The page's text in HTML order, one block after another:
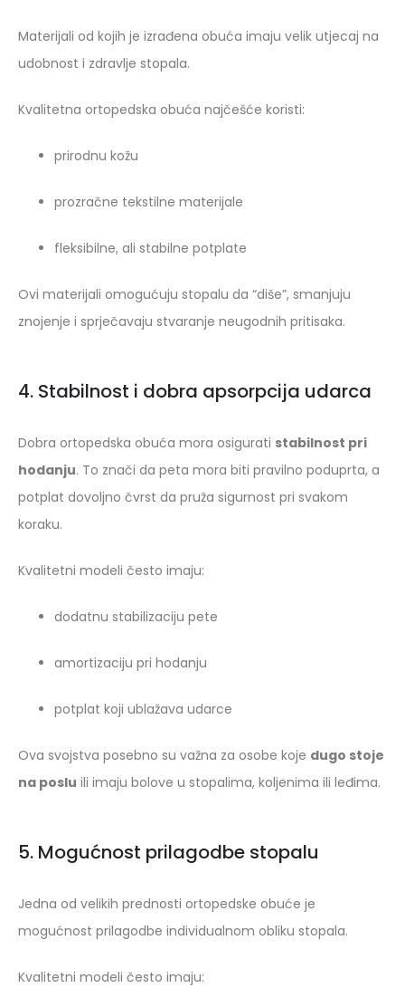
Materijali od kojih je izrađena obuća imaju velik utjecaj na
udobnost i zdravlje stopala.
Kvalitetna ortopedska obuća najčešće koristi:
prirodnu kožu
prozračne tekstilne materijale
fleksibilne, ali stabilne potplate
Ovi materijali omogućuju stopalu da “diše”, smanjuju
znojenje i sprječavaju stvaranje neugodnih pritisaka.
4. Stabilnost i dobra apsorpcija udarca
Dobra ortopedska obuća mora osigurati stabilnost pri
hodanju. To znači da peta mora biti pravilno poduprta, a
potplat dovoljno čvrst da pruža sigurnost pri svakom
koraku.
Kvalitetni modeli često imaju:
dodatnu stabilizaciju pete
amortizaciju pri hodanju
potplat koji ublažava udarce
Ova svojstva posebno su važna za osobe koje dugo stoje
na poslu ili imaju bolove u stopalima, koljenima ili leđima.
5. Mogućnost prilagodbe stopalu
Jedna od velikih prednosti ortopedske obuće je
mogućnost prilagodbe individualnom obliku stopala.
Kvalitetni modeli često imaju: